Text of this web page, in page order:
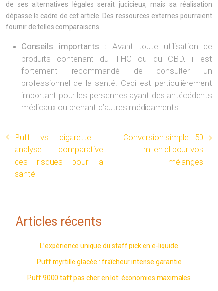
de ses alternatives légales serait judicieux, mais sa réalisation
dépasse le cadre de cet article. Des ressources externes pourraient
fournir de telles comparaisons.
Conseils importants : Avant toute utilisation de
produits contenant du THC ou du CBD, il est
fortement recommandé de consulter un
professionnel de la santé. Ceci est particulièrement
important pour les personnes ayant des antécédents
médicaux ou prenant d’autres médicaments.
Puff vs cigarette :
analyse comparative
des risques pour la
santé
Conversion simple : 50
ml en cl pour vos
mélanges
Articles récents
L’expérience unique du staff pick en e-liquide
Puff myrtille glacée : fraîcheur intense garantie
Puff 9000 taff pas cher en lot: économies maximales